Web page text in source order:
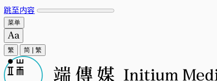
跳至内容
菜单
繁 简 繁